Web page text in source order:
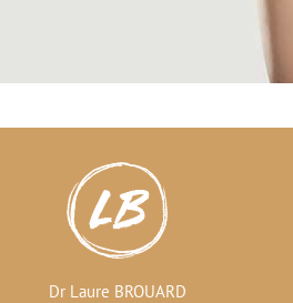
Dr Laure BROUARD